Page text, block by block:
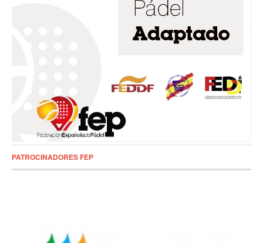
PATROCINADORES FEP